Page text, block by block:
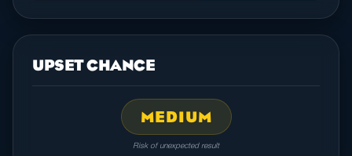
UPSET CHANCE
MEDIUM
Risk of unexpected result